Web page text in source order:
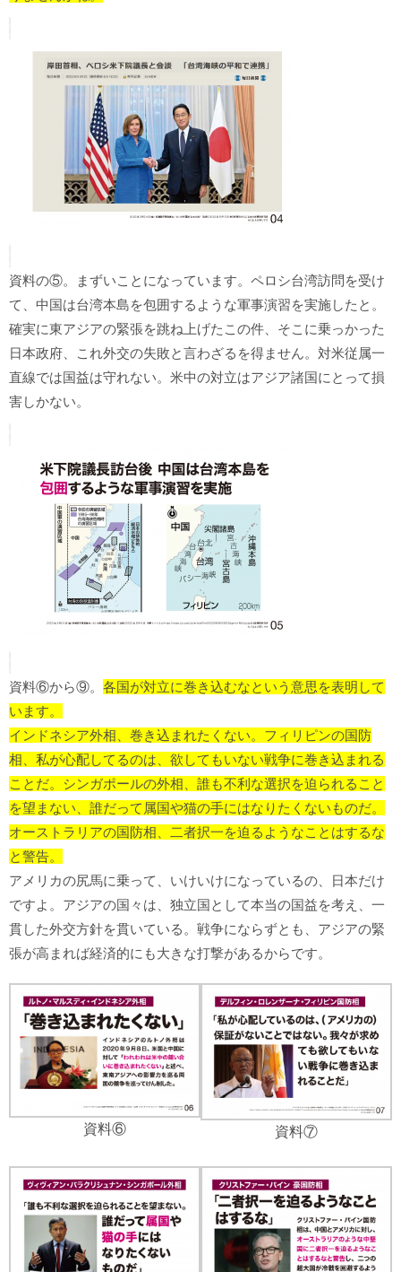
資料の⑤。まずいことになっています。ペロシ台湾訪問を受け
て、中国は台湾本島を包囲するような軍事演習を実施したと。
確実に東アジアの緊張を跳ね上げたこの件、そこに乗っかった
日本政府、これ外交の失敗と言わざるを得ません。対米従属一
直線では国益は守れない。米中の対立はアジア諸国にとって損
害しかない。
資料⑥から⑨。 各国が対立に巻き込むなという意思を表明して
います。
インドネシア外相、巻き込まれたくない。フィリピンの国防
相、私が心配してるのは、欲してもいない戦争に巻き込まれる
ことだ。シンガポールの外相、誰も不利な選択を迫られること
を望まない、誰だって属国や猫の手にはなりたくないものだ。
オーストラリアの国防相、二者択一を迫るようなことはするな
と警告。
アメリカの尻馬に乗って、いけいけになっているの、日本だけ
ですよ。アジアの国々は、独立国として本当の国益を考え、一
貫した外交方針を貫いている。戦争にならずとも、アジアの緊
張が高まれば経済的にも大きな打撃があるからです。
資料⑥ 資料⑦